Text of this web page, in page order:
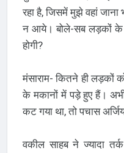
रहा है, जिसमें मुझे वहां
न आये। बोले-सब लड़कों के
होगी?
मंसाराम- कितने ही लड़कों
के मकानों में पड़े हुए हैं।
कट गया था, तो पचास
वकील साहब ने ज्यादा